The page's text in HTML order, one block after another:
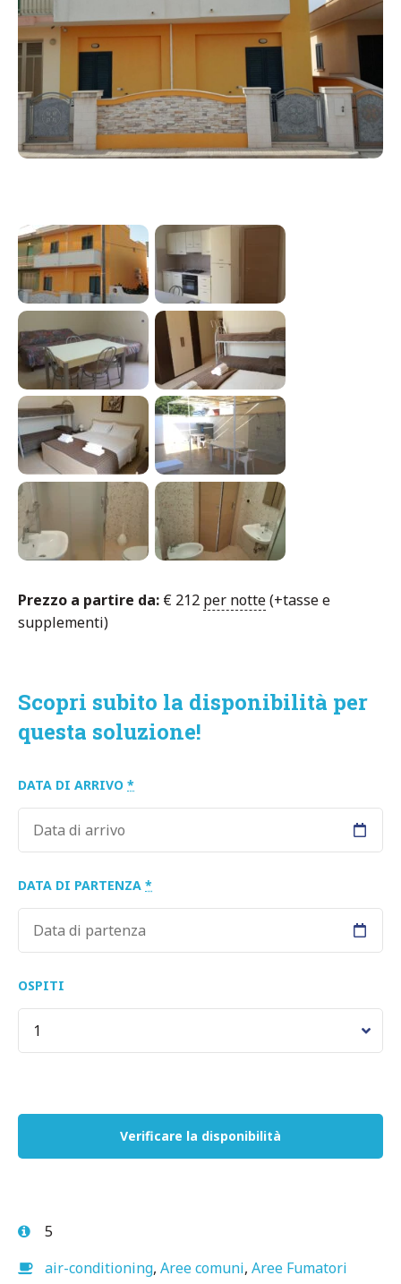
Prezzo a partire da: € 212 per notte(+tasse e
supplementi)
Scopri subito la disponibilità per
questa soluzione!
DATA DI ARRIVO *
DATA DI PARTENZA *
OSPITI
5
air-conditioning, Aree comuni, Aree Fumatori